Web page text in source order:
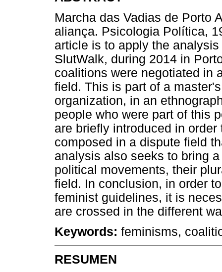
Marcha das Vadias de Porto
aliança. Psicologia Política,
article is to apply the
SlutWalk, during 2014 in
coalitions were negotiated in
field. This is part of a
organization, in an
people who were part of this
are briefly introduced in
composed in a dispute field
analysis also seeks to bring
political movements, their
field. In conclusion, in order
feminist guidelines, it is
are crossed in the different
Keywords: feminisms,
RESUMEN